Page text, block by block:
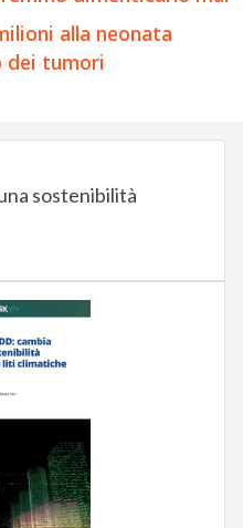
alla neonata
tumori
sostenibilità